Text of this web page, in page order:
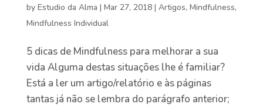
by Estudio da Alma | Mar 27, 2018| Artigos, Mindfulness,
Mindfulness Individual
5 dicas de Mindfulness para melhorar a sua
vida Alguma destas situações lhe é familiar?
Está a ler um artigo/relatório e às páginas
tantas já não se lembra do parágrafo anterior;